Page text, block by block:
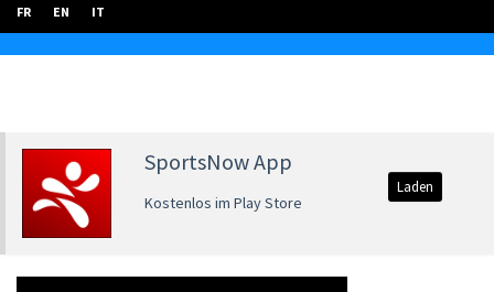
FR EN IT
SportsNow App
Kostenlos im Play Store
Laden